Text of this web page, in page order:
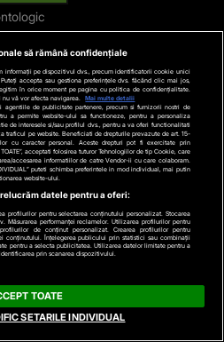
să rămână confidențiale
informații pe dispozitivul dvs., precum identificatorii cookie unici
accepta sau gestiona preferințele dvs. făcând clic mai jos,
în orice moment pe pagina cu politica de confidențialitate.
nu vă vor afecta navigarea.
Mai multe detalii
agentiile de publicitate partenere, precum si furnizorii nostri de
a permite website-ului sa functioneze, pentru a personaliza
de interesele si/sau profilul dvs., pentru a va oferi functionalitati
traficul pe website. Beneficiati de drepturile prevazute de art. 15-
cu caracter personal. Aceste drepturi pot fi exercitate prin
TOATE”, acceptati folosirea tuturor Tehnologiilor de tip Cookie, care
accesarea informatiilor de catre Vendor-ii cu care colaboram.
puteti schimba preferintele in mod individual, mai putin
website-ului.
datele pentru a oferi:
profilurilor pentru selectarea conținutului personalizat. Stocarea
Măsurarea performanței reclamelor. Utilizarea profilurilor pentru
de conținut personalizat. Crearea profilurilor pentru
conținutului. Înțelegerea publicului prin statistici sau combinații
pentru a selecta publicitatea. Utilizarea datelor limitate pentru a
prin scanarea dispozitivului.
TOATE
SETARILE INDIVIDUAL